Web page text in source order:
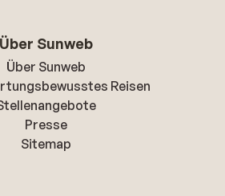
Über Sunweb
Über Sunweb
Reisen
Presse
Sitemap